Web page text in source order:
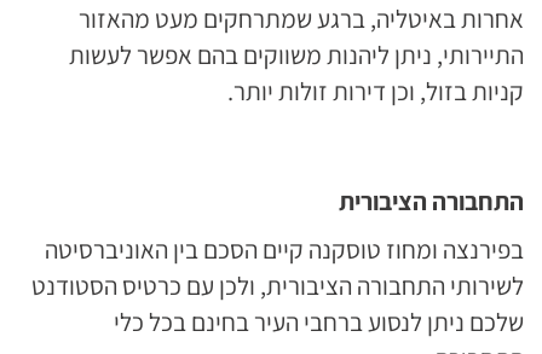
אחרות באיטליה, ברגע שמתרחקים מעט מהאזור
התיירותי, ניתן ליהנות משווקים בהם אפשר לעשות
קניות בזול, וכן דירות זולות יותר.
התחבורה הציבורית
בפירנצה ומחוז טוסקנה קיים הסכם בין האוניברסיטה
לשירותי התחבורה הציבורית, ולכן עם כרטיס הסטודנט
שלכם ניתן לנסוע ברחבי העיר בחינם בכל כלי